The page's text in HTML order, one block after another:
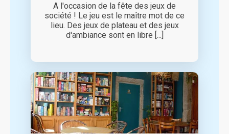
A l'occasion de la fête des jeux de
société ! Le jeu est le maître mot de ce
lieu. Des jeux de plateau et des jeux
d'ambiance sont en libre [...]